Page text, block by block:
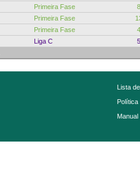
Primeira Fase
8
Primeira Fase
Primeira Fase
4
Liga C
5
Lista